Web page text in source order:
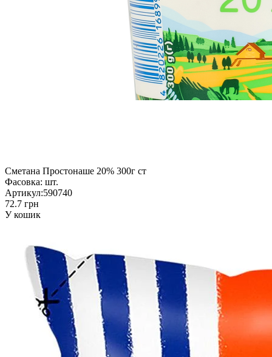
Сметана Простонаше 20% 300г ст
Фасовка: шт.
Артикул:590740
72.7 грн
У кошик